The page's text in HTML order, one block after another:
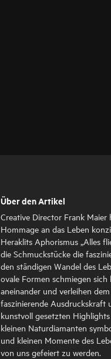
Über den Artikel
Creative Director Frank Maier
Hommage an das Leben
Heraklits Aphorismus „Alles
die Schmuckstücke die
den ständigen Wandel des
ovale Formen schmiegen sich
aneinander und verleihen
faszinierende Ausdruckskraft
kunstvoll gesetzten
kleinen Naturdiamanten
und kleinen Momente des
von uns gefeiert zu werden.